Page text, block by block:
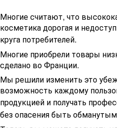
Многие считают, что
косметика дорогая и
круга потребителей.
Многие приобрели товары
сделано во Франции.
Мы решили изменить это
возможность каждому
продукцией и получать
без опасения быть